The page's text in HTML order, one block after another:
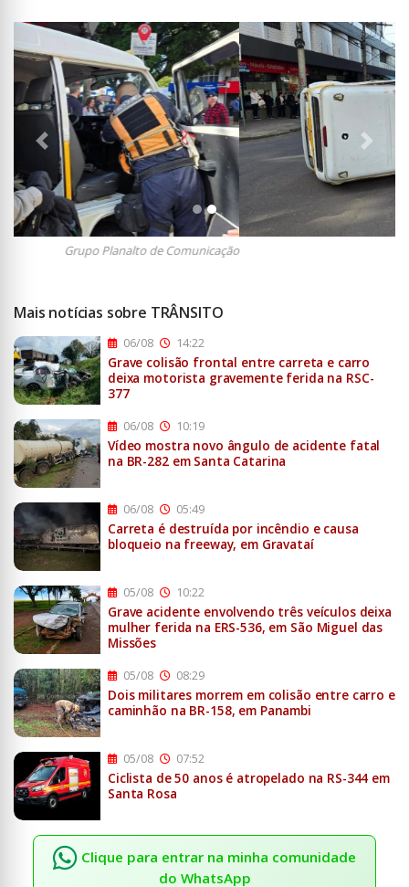
Grupo Planalto de Comunicação
Anterior
Mais notícias sobre TRÂNSITO
06/08 14:22
Grave colisão frontal entre carreta e carro
deixa motorista gravemente ferida na RSC-
377
06/08 10:19
Vídeo mostra novo ângulo de acidente fatal
na BR-282 em Santa Catarina
06/08 05:49
Carreta é destruída por incêndio e causa
bloqueio na freeway, em Gravataí
05/08 10:22
Grave acidente envolvendo três veículos deixa
mulher ferida na ERS-536, em São Miguel das
Missões
05/08 08:29
Dois militares morrem em colisão entre carro e
caminhão na BR-158, em Panambi
05/08 07:52
Ciclista de 50 anos é atropelado na RS-344 em
Santa Rosa
Clique para entrar na minha comunidade
do WhatsApp